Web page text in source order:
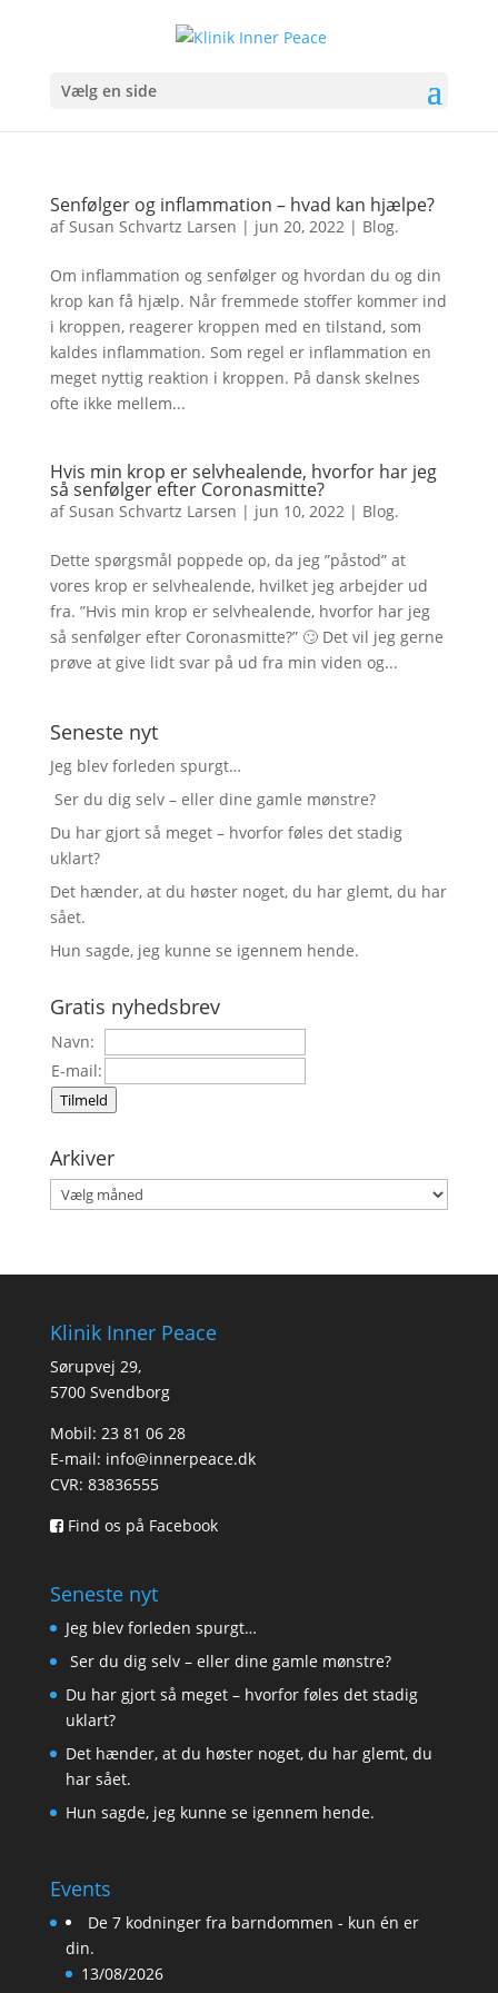
Vælg en side
Senfølger og inflammation – hvad kan hjælpe?
af Susan Schvartz Larsen | jun 20, 2022 | Blog.
Om inflammation og senfølger og hvordan du og din
krop kan få hjælp. Når fremmede stoffer kommer ind
i kroppen, reagerer kroppen med en tilstand, som
kaldes inflammation. Som regel er inflammation en
meget nyttig reaktion i kroppen. På dansk skelnes
ofte ikke mellem...
Hvis min krop er selvhealende, hvorfor har jeg
så senfølger efter Coronasmitte?
af Susan Schvartz Larsen | jun 10, 2022 | Blog.
Dette spørgsmål poppede op, da jeg ”påstod” at
vores krop er selvhealende, hvilket jeg arbejder ud
fra. ”Hvis min krop er selvhealende, hvorfor har jeg
så senfølger efter Coronasmitte?” 🙄 Det vil jeg gerne
prøve at give lidt svar på ud fra min viden og...
Seneste nyt
Jeg blev forleden spurgt…
Ser du dig selv – eller dine gamle mønstre?
Du har gjort så meget – hvorfor føles det stadig
uklart?
Det hænder, at du høster noget, du har glemt, du har
sået.
Hun sagde, jeg kunne se igennem hende.
Gratis nyhedsbrev
Navn:
E-mail:
Tilmeld
Arkiver
Arkiver
Klinik Inner Peace
Sørupvej 29,
5700 Svendborg
Mobil: 23 81 06 28
E-mail: info@innerpeace.dk
CVR: 83836555
Find os på Facebook
Seneste nyt
Jeg blev forleden spurgt…
Ser du dig selv – eller dine gamle mønstre?
Du har gjort så meget – hvorfor føles det stadig
uklart?
Det hænder, at du høster noget, du har glemt, du
har sået.
Hun sagde, jeg kunne se igennem hende.
Events
De 7 kodninger fra barndommen - kun én er
din.
13/08/2026